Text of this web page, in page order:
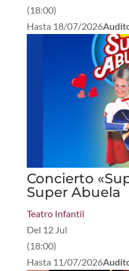
(18:00)
Hasta 18/07/2026
Concierto
Super Abuela
Teatro Infantil
Del 12 Jul
(18:00)
Hasta 11/07/2026